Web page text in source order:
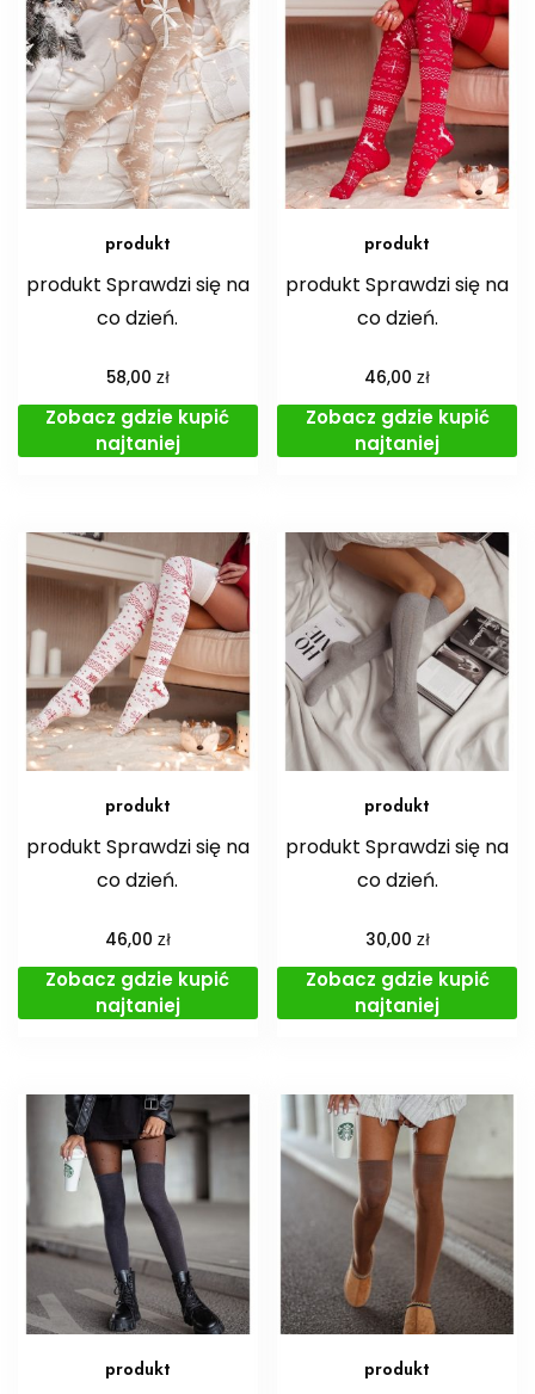
produkt
produkt Sprawdzi się na
co dzień.
58,00 zł
Zobacz gdzie kupić
najtaniej
produkt
produkt Sprawdzi się na
co dzień.
46,00zł
Zobacz gdzie kupić
najtaniej
produkt
produkt Sprawdzi się na
co dzień.
46,00 zł
Zobacz gdzie kupić
najtaniej
produkt
produkt Sprawdzi się na
co dzień.
30,00 zł
Zobacz gdzie kupić
najtaniej
produkt produkt